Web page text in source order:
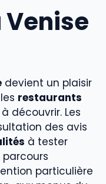
devient un plaisir
restaurants
découvrir. Les
des avis
à tester
particulière